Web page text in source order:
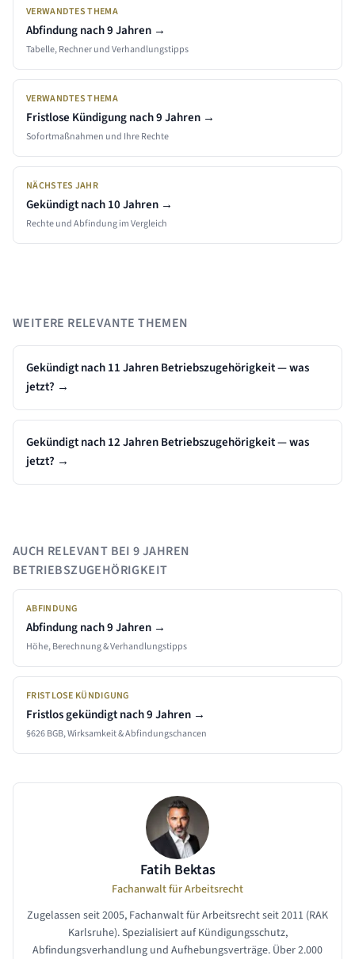
VERWANDTES THEMA
Abfindung nach9 Jahren →
Tabelle, Rechner und Verhandlungstipps
VERWANDTES THEMA
Fristlose Kündigung nach9 Jahren →
Sofortmaßnahmen und Ihre Rechte
NÄCHSTES JAHR
Gekündigt nach10Jahren →
Rechte und Abfindung im Vergleich
WEITERE RELEVANTE THEMEN
Gekündigt nach 11 Jahren Betriebszugehörigkeit — was
jetzt? →
Gekündigt nach 12 Jahren Betriebszugehörigkeit — was
jetzt? →
AUCH RELEVANT BEI9 JAHREN
BETRIEBSZUGEHÖRIGKEIT
ABFINDUNG
Abfindung nach9 Jahren →
Höhe, Berechnung & Verhandlungstipps
FRISTLOSE KÜNDIGUNG
Fristlos gekündigt nach9 Jahren →
§626 BGB, Wirksamkeit & Abfindungschancen
Fatih Bektas
Fachanwalt für Arbeitsrecht
Zugelassen seit 2005, Fachanwalt für Arbeitsrecht seit 2011 (RAK
Karlsruhe). Spezialisiert auf Kündigungsschutz,
Abfindungsverhandlung und Aufhebungsverträge. Über 2.000